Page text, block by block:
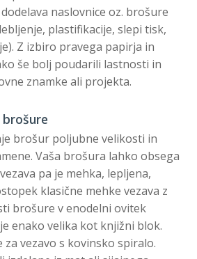
naslovnice oz. brošure
plastifikacije, slepi tisk,
Z izbiro pravega papirja in
še bolj poudarili lastnosti in
znamke ali projekta.
brošur poljubne velikosti in
Vaša brošura lahko obsega
pa je mehka, lepljena,
klasične mehke vezava z
brošure v enodelni ovitek
enako velika kot knjižni blok.
za vezavo s kovinsko spiralo.